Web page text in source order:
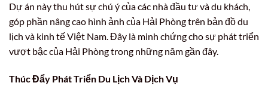
Dự án này thu hút sự chú ý của các nhà đầu tư và du khách,
góp phần nâng cao hình ảnh của Hải Phòng trên bản đồ du
lịch và kinh tế Việt Nam. Đây là minh chứng cho sự phát triển
vượt bậc của Hải Phòng trong những năm gần đây.
Thúc Đẩy Phát Triển Du Lịch Và Dịch Vụ